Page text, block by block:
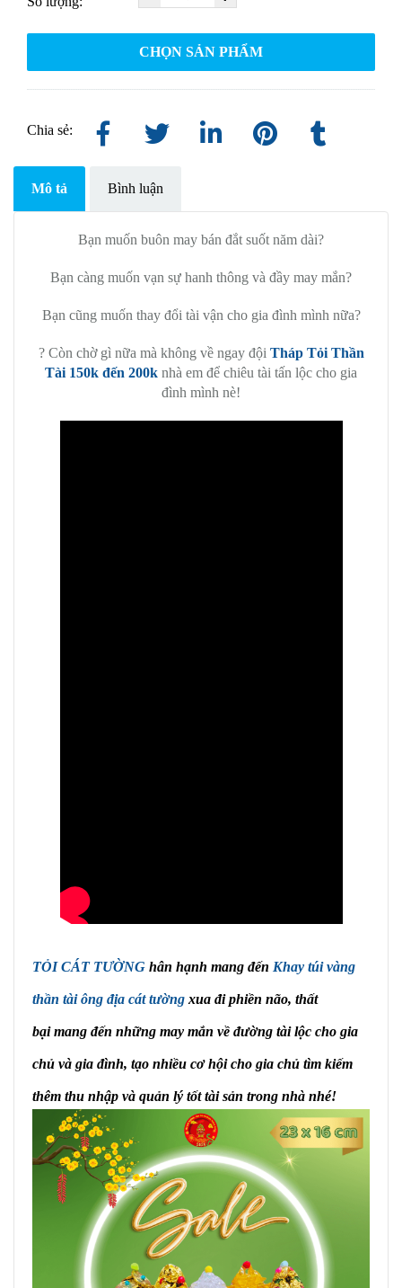
CHỌN SẢN PHẨM
Chia sẻ:
Mô tả Bình luận
Bạn muốn buôn may bán đắt suốt năm dài?
Bạn càng muốn vạn sự hanh thông và đầy may mắn?
Bạn cũng muốn thay đổi tài vận cho gia đình mình nữa?
? Còn chờ gì nữa mà không về ngay đội Tháp Tỏi Thần
Tài 150k đến 200k nhà em để chiêu tài tấn lộc cho gia
đình mình nè!
TỎI CÁT TƯỜNG hân hạnh mang đến Khay túi vàng
thần tài ông địa cát tường xua đi phiền não, thất
bại mang đến những may mắn về đường tài lộc cho gia
chủ và gia đình, tạo nhiều cơ hội cho gia chủ tìm kiếm
thêm thu nhập và quản lý tốt tài sản trong nhà nhé!